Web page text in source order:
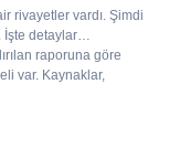
rivayetler vardı. Şimdi
İşte detaylar…
raporuna göre
var. Kaynaklar,